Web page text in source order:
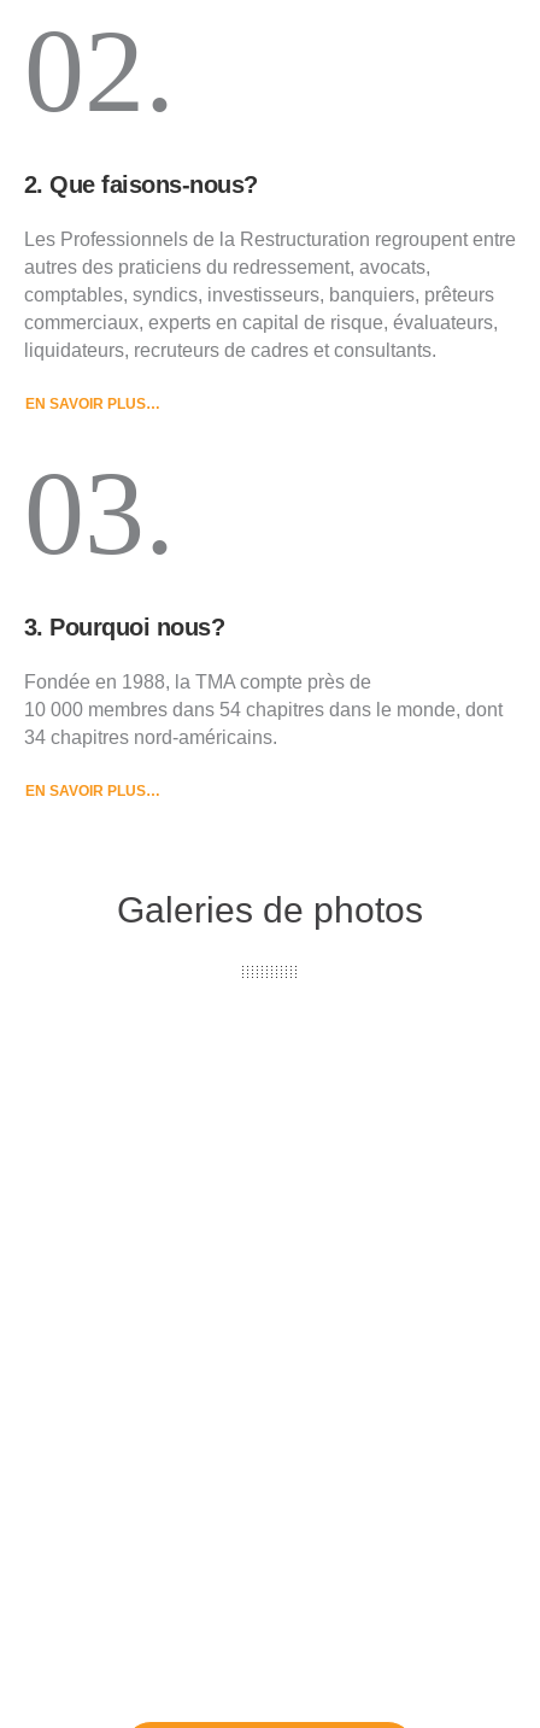
02.
2. Que faisons-nous?
Les Professionnels de la Restructuration regroupent entre
autres des praticiens du redressement, avocats,
comptables, syndics, investisseurs, banquiers, prêteurs
commerciaux, experts en capital de risque, évaluateurs,
liquidateurs, recruteurs de cadres et consultants.
EN SAVOIR PLUS…
03.
3. Pourquoi nous?
Fondée en 1988, la TMA compte près de
10 000 membres dans 54 chapitres dans le monde, dont
34 chapitres nord-américains.
EN SAVOIR PLUS…
Galeries de photos